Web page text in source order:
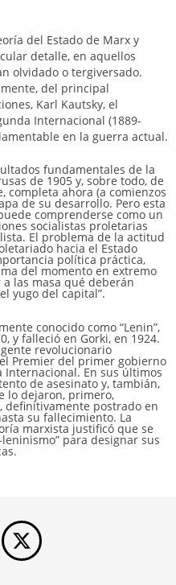
del Estado de Marx y
detalle, en aquellos
olvidado o tergiversado.
del principal
Karl Kautsky, el
Internacional (1889-
en la guerra actual.
fundamentales de la
de 1905 y, sobre todo, de
completa ahora (a comienzos
de su desarrollo. Pero esta
comprenderse como un
socialistas proletarias
El problema de la actitud
hacia el Estado
política práctica,
del momento en extremo
las masa qué deberán
yugo del capital”.
conocido como “Lenin”,
y falleció en Gorki, en 1924.
revolucionario
Premier del primer gobierno
Internacional. En sus últimos
de asesinato y, tambián,
lo dejaron, primero,
definitivamente postrado en
su fallecimiento. La
marxista justificó que se
para designar sus